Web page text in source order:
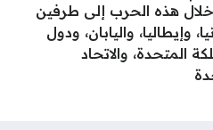
خلال هذه الحرب إلى طرفين
وإيطاليا، واليابان، ودول
المتحدة، والاتحاد